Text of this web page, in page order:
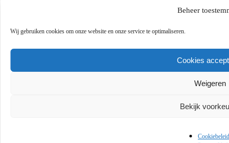
Beheer
Wij gebruiken cookies om onze website en onze service te optimaliseren.
Cookies
Weigeren
Bekijk
Cookiebeleid
Lezen en kijken
Ontbijt